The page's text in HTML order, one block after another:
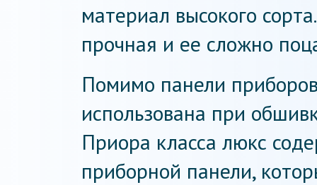
материал высокого
прочная и ее сложно
Помимо панели
использована при
Приора класса люкс
приборной панели,